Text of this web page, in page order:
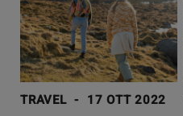
TRAVEL - 17 OTT 2022